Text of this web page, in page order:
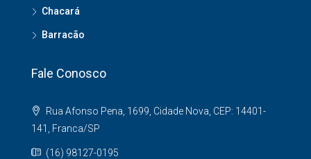
Chacará
Barracão
Fale Conosco
Rua Afonso Pena, 1699, Cidade Nova, CEP: 14401-
141, Franca/SP
(16) 98127-0195